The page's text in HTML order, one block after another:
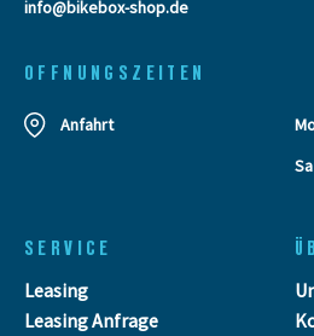
info@bikebox-shop.de
OFFNUNGSZEITEN
Anfahrt
Sa
SERVICE
Leasing
Leasing Anfrage